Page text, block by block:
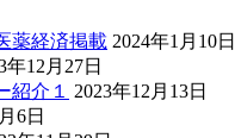
薬経済掲載 2024年1月10日
年12月27日
紹介１
2023年12月13日
6日